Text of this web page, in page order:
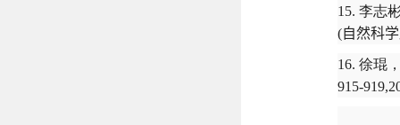
15. 李志
(自然科
16. 徐琨
915-